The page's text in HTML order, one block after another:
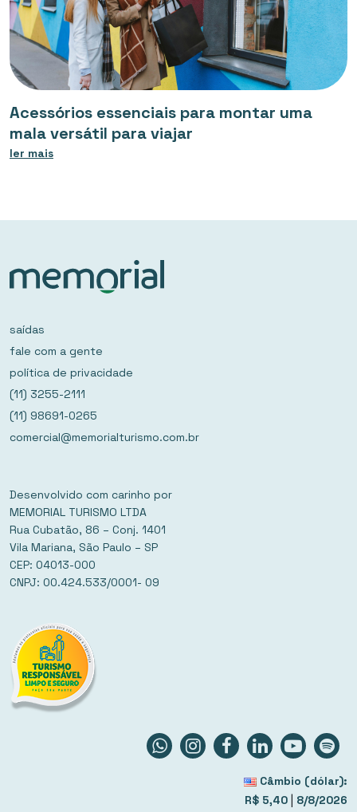
Acessórios essenciais para montar uma
mala versátil para viajar
ler mais
saídas
fale com a gente
política de privacidade
(11) 3255-2111
(11) 98691-0265
comercial@memorialturismo.com.br
Desenvolvido com carinho por
MEMORIAL TURISMO LTDA
Rua Cubatão, 86 – Conj. 1401
Vila Mariana, São Paulo – SP
CEP: 04013-000
CNPJ: 00.424.533/0001- 09
Câmbio (dólar):
R$ 5,40 | 8/8/2026